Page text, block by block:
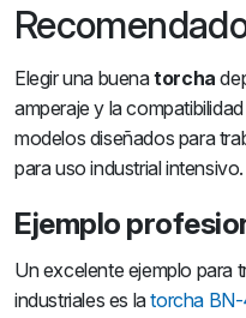
Elegir una buenatorcha
amperaje y la
modelos diseñados para
para uso industrial intensivo.
Ejemplo
Un excelente ejemplo para
industriales es latorcha